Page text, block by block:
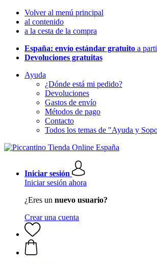
Volver al menú principal
al contenido
a la cesta de la compra
España: envío estándar gratuito a
Devoluciones gratuitas
Ayuda
¿Dónde está mi pedido?
Devoluciones
Gastos de envío
Métodos de pago
Contacto
Todos los temas de "Ayuda y
Iniciar sesión
Iniciar sesión ahora
¿Eres un nuevo usuario?
Crear una cuenta